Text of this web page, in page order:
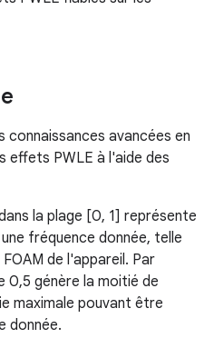
connaissances avancées en
effets PWLE à l'aide des
la plage [0, 1] représente
fréquence donnée, telle
de l'appareil. Par
0,5 génère la moitié de
maximale pouvant être
donnée.